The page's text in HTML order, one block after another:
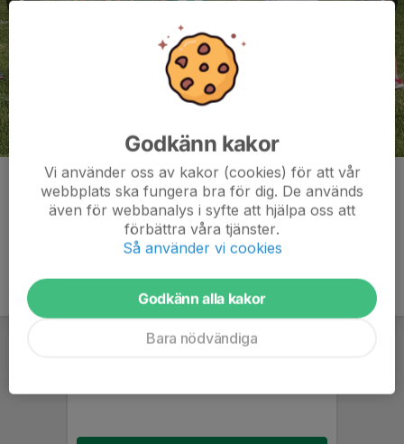
Kommentarer
Godkänn kakor
Vi använder oss av kakor (cookies) för att vår
webbplats ska fungera bra för dig. De används
även för webbanalys i syfte att hjälpa oss att
förbättra våra tjänster.
Så använder vi cookies
Godkänn alla kakor
Bara nödvändiga